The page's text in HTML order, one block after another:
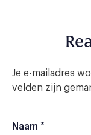
Je e-mailadres
velden zijn
Naam *